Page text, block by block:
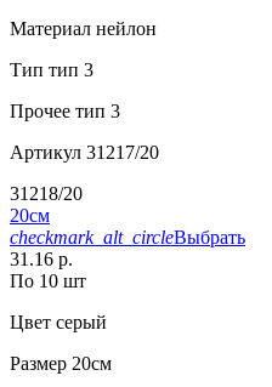
Материал нейлон
Тип тип 3
Прочее тип 3
Артикул 31217/20
31218/20
20см
checkmark_alt_circleВыбрать
31.16 р.
По 10 шт
Цвет серый
Размер 20см